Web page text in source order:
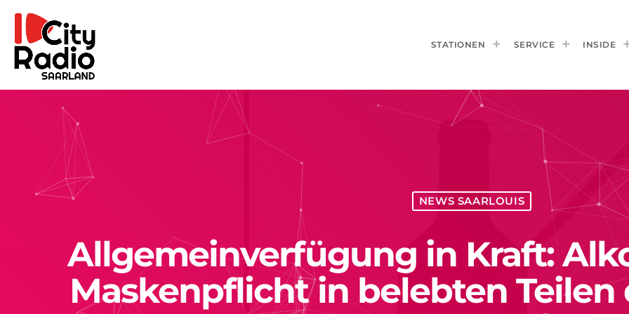
STATIONEN SERVICE INSIDE
NEWS SAARLOUIS
Allgemeinverfügung in Kraft:
Maskenpflicht in belebten Teilen